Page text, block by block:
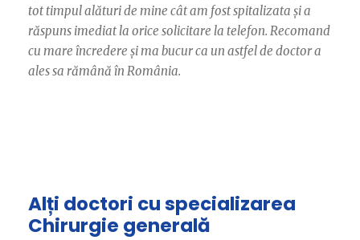
tot timpul alături de mine cât am fost spitalizata și a
răspuns imediat la orice solicitare la telefon. Recomand
cu mare încredere și ma bucur ca un astfel de doctor a
ales sa rămână în România.
Alți doctori cu specializarea
Chirurgie generală